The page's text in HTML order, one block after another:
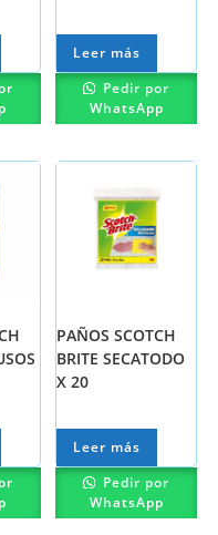
Leer más
Pedir por
WhatsApp
PAÑOS SCOTCH
BRITE SECATODO
X 20
Leer más
Pedir por
WhatsApp